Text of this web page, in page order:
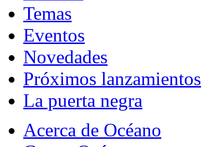
Temas
Eventos
Novedades
Próximos lanzamientos
La puerta negra
Acerca de Océano